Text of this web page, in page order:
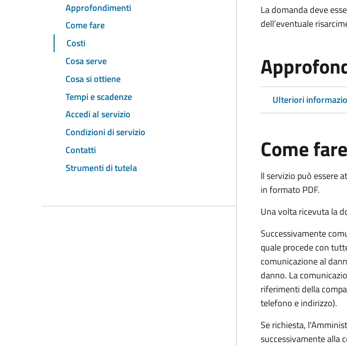
Approfondimenti
Come fare
Costi
Cosa serve
Cosa si ottiene
Tempi e scadenze
Accedi al servizio
Condizioni di servizio
Contatti
Strumenti di tutela
La domanda deve
dell’eventuale
Ulteriori
Come fare
Il servizio può essere
in formato PDF.
Una volta ricevuta la
Successivamente
quale procede con
comunicazione al
danno. La
riferimenti della
telefono e indirizzo).
Se richiesta,
successivamente alla